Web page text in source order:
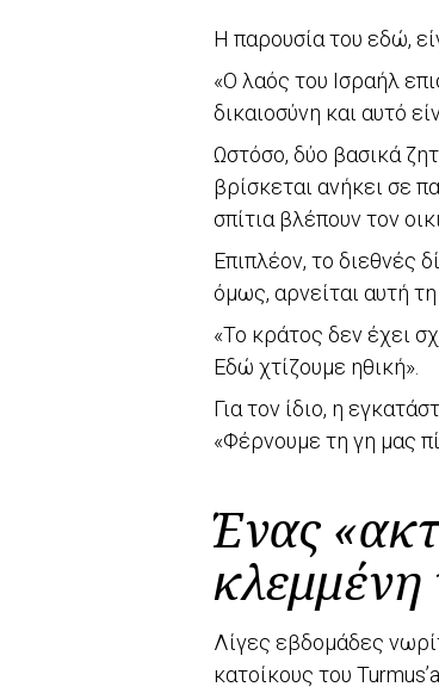
Η παρουσία του εδώ,
«Ο λαός του Ισραήλ
δικαιοσύνη και αυτό
Ωστόσο, δύο βασικά
βρίσκεται ανήκει σε
σπίτια βλέπουν τον
Επιπλέον, το διεθνές
όμως, αρνείται αυτή τη
«Το κράτος δεν έχει
Εδώ χτίζουμε ηθική».
Για τον ίδιο, η
«Φέρνουμε τη γη μας
Ένας
κλεμμένη
Λίγες εβδομάδες
κατοίκους του